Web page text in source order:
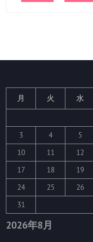
2026年8月
月 火 水
3
4 5
10
11 12
17
18 19
24
25 26
31